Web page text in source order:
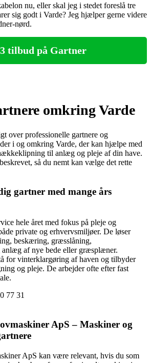
nu, eller skal jeg i stedet foreslå tre
sig godt i Varde? Jeg hjælper gerne videre
tilbud på Gartner
omkring Varde
over professionelle gartnere og
i og omkring Varde, der kan hjælpe med
til anlæg og pleje af din have.
så du nemt kan vælge det rette
gartner med mange års
hele året med fokus på pleje og
private og erhvervsmiljøer. De løser
beskæring, græsslåning,
af nye bede eller græsplæner.
for vinterklargøring af haven og tilbyder
og pleje. De arbejder ofte efter fast
77 31
ApS – Maskiner og
ApS kan være relevant, hvis du som